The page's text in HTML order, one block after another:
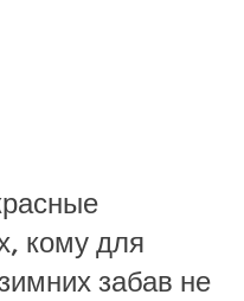
кому для
забав не